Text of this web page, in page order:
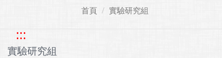
首頁 實驗研究組
:::
實驗研究組